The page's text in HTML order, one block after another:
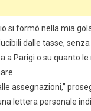
si formò nella mia
dalle tasse,
a Parigi o su quanto
assegnazioni,”
lettera personale